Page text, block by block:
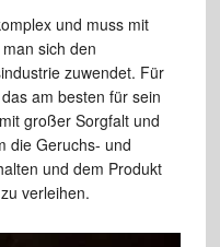
und muss mit
sich den
zuwendet. Für
am besten für sein
großer Sorgfalt und
die Geruchs- und
und dem Produkt
verleihen.